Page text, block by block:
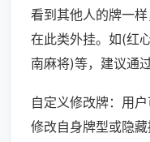
看到其他人的牌一
在此类外挂。如(红
南麻将)等，建议通
自定义修改牌：用
修改自身牌型或隐